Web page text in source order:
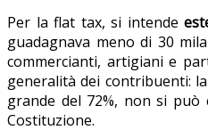
Per la flat tax, si intende
guadagnava meno di 30
commercianti, artigiani e
generalità dei contribuenti:
grande del 72%, non si può
Costituzione.